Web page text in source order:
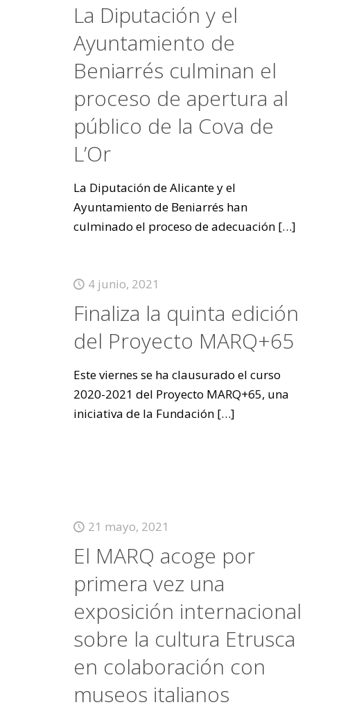
La Diputación y el
Ayuntamiento de
Beniarrés culminan el
proceso de apertura al
público de la Cova de
L’Or
La Diputación de Alicante y el
Ayuntamiento de Beniarrés han
culminado el proceso de adecuación[…]
4 junio, 2021
Finaliza la quinta edición
del Proyecto MARQ+65
Este viernes se ha clausurado el curso
2020-2021 del Proyecto MARQ+65, una
iniciativa de la Fundación[…]
21 mayo, 2021
El MARQ acoge por
primera vez una
exposición internacional
sobre la cultura Etrusca
en colaboración con
museos italianos